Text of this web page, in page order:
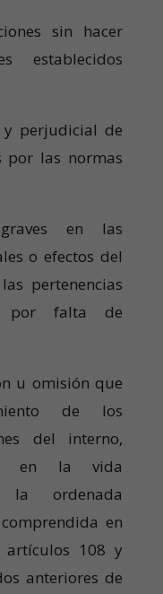
sin hacer
establecidos
y perjudicial de
por las normas
en las
o efectos del
pertenencias
por falta de
u omisión que
de los
del interno,
en la vida
ordenada
en
artículos 108 y
anteriores de